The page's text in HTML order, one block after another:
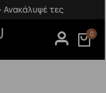
Ανακάλυψέ τες
0